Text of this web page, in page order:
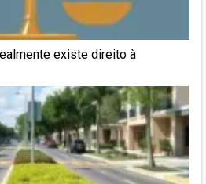
existe direito à